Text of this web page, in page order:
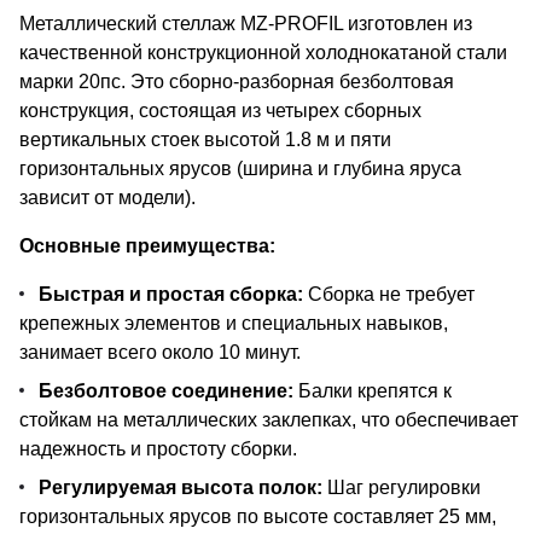
Металлический стеллаж MZ-PROFIL изготовлен из
качественной конструкционной холоднокатаной стали
марки 20пс. Это сборно-разборная безболтовая
конструкция, состоящая из четырех сборных
вертикальных стоек высотой 1.8 м и пяти
горизонтальных ярусов (ширина и глубина яруса
зависит от модели).
Основные преимущества:
Быстрая и простая сборка: Сборка не требует
крепежных элементов и специальных навыков,
занимает всего около 10 минут.
Безболтовое соединение: Балки крепятся к
стойкам на металлических заклепках, что обеспечивает
надежность и простоту сборки.
Регулируемая высота полок: Шаг регулировки
горизонтальных ярусов по высоте составляет 25 мм,